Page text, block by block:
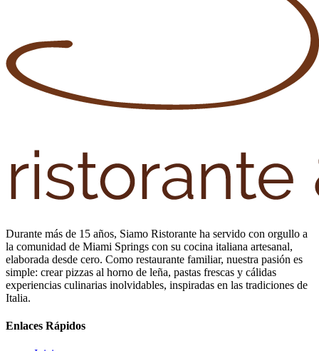
Durante más de 15 años, Siamo Ristorante ha servido con orgullo a
la comunidad de Miami Springs con su cocina italiana artesanal,
elaborada desde cero. Como restaurante familiar, nuestra pasión es
simple: crear pizzas al horno de leña, pastas frescas y cálidas
experiencias culinarias inolvidables, inspiradas en las tradiciones de
Italia.
Enlaces Rápidos